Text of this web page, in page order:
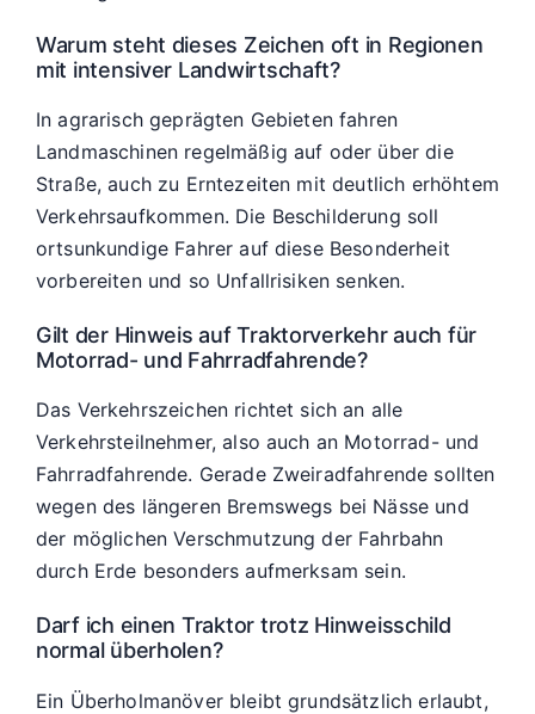
Warum steht dieses Zeichen oft in Regionen
mit intensiver Landwirtschaft?
In agrarisch geprägten Gebieten fahren
Landmaschinen regelmäßig auf oder über die
Straße, auch zu Erntezeiten mit deutlich erhöhtem
Verkehrsaufkommen. Die Beschilderung soll
ortsunkundige Fahrer auf diese Besonderheit
vorbereiten und so Unfallrisiken senken.
Gilt der Hinweis auf Traktorverkehr auch für
Motorrad- und Fahrradfahrende?
Das Verkehrszeichen richtet sich an alle
Verkehrsteilnehmer, also auch an Motorrad- und
Fahrradfahrende. Gerade Zweiradfahrende sollten
wegen des längeren Bremswegs bei Nässe und
der möglichen Verschmutzung der Fahrbahn
durch Erde besonders aufmerksam sein.
Darf ich einen Traktor trotz Hinweisschild
normal überholen?
Ein Überholmanöver bleibt grundsätzlich erlaubt,